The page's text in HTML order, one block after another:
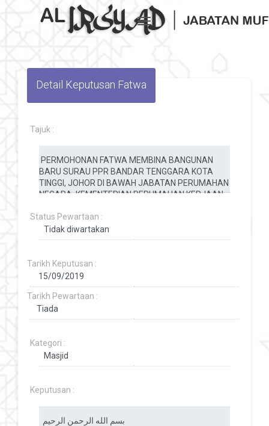
Toggle navigation
Detail Keputusan Fatwa
Tajuk :
Status Pewartaan :
Tarikh Keputusan :
Tarikh Pewartaan :
Kategori :
Keputusan :